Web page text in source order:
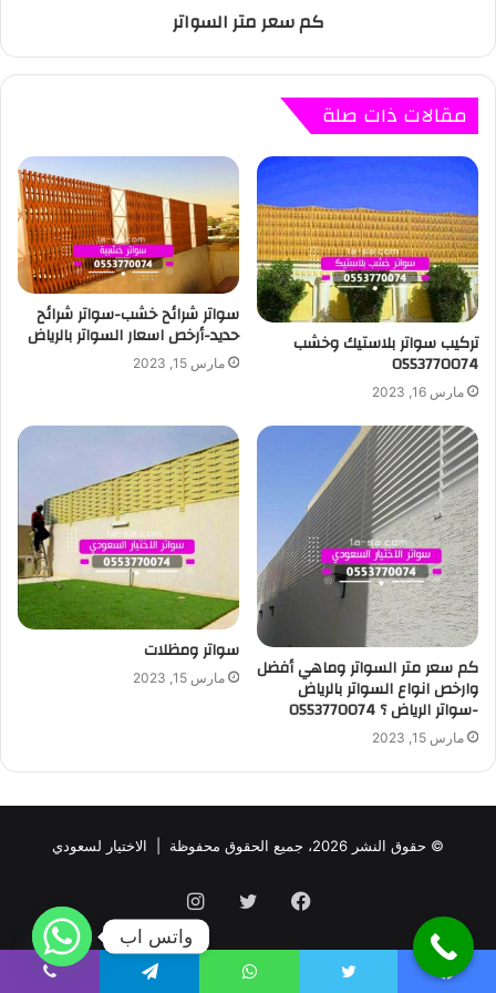
كم سعر متر السواتر
مقالات ذات صلة
تركيب سواتر بلاستيك وخشب
0553770074
مارس 16, 2023
سواتر شرائح خشب-سواتر شرائح
حديد-أرخص اسعار السواتر بالرياض
مارس 15, 2023
كم سعر متر السواتر وماهي أفضل
وارخص انواع السواتر بالرياض
-سواتر الرياض ؟ 0553770074
مارس 15, 2023
سواتر ومظلات
مارس 15, 2023
© حقوق النشر 2026، جميع الحقوق محفوظة | الاختيار لسعودي
فيسبوك تويتر انستقرام
واتس اب